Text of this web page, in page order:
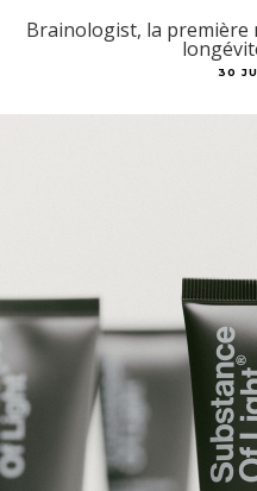
Brainologist, la première
30